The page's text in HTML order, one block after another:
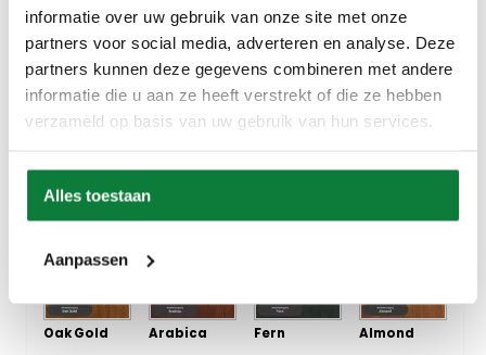
informatie over uw gebruik van onze site met onze
partners voor social media, adverteren en analyse. Deze
partners kunnen deze gegevens combineren met andere
informatie die u aan ze heeft verstrekt of die ze hebben
verzameld op basis van uw gebruik van hun services.
Alles toestaan
Aanpassen
Dunes Affogato Cortado Hazelnut
Red Velvet
Oak Gold Arabica Fern Almond